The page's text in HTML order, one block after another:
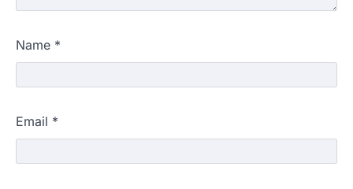
Name *
Email *